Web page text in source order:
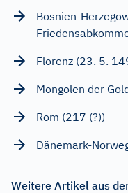
Bosnien-
Florenz (23. 5.
Mongolen der
Rom (217 (?))
Dänemark-
Weitere Artikel aus